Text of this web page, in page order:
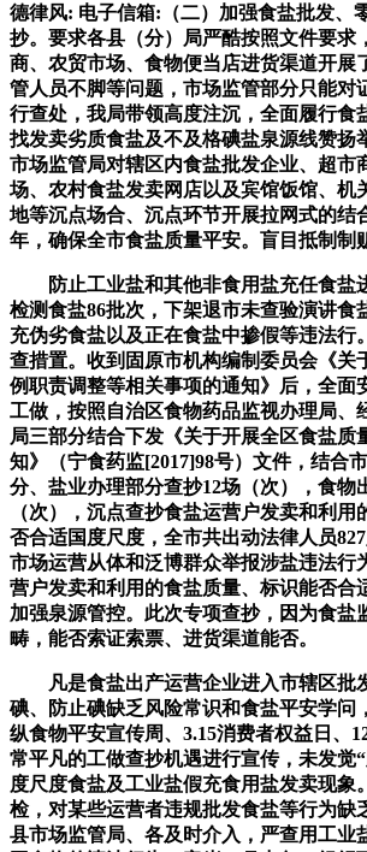
德律风: 电子信箱:（二）加强食盐批发、
抄。要求各县（分）局严酷按照文件要求
商、农贸市场、食物便当店进货渠道开展
管人员不脚等问题，市场监管部分只能对
行查处，我局带领高度注沉，全面履行食
找发卖劣质食盐及不及格碘盐泉源线赞扬
市场监管局对辖区内食盐批发企业、超市
场、农村食盐发卖网店以及宾馆饭馆、机
地等沉点场合、沉点环节开展拉网式的结
年，确保全市食盐质量平安。盲目抵制制
防止工业盐和其他非食用盐充任食盐
检测食盐86批次，下架退市未查验演讲食
充伪劣食盐以及正在食盐中掺假等违法行
查措置。收到固原市机构编制委员会《关
例职责调整等相关事项的通知》后，全面
工做，按照自治区食物药品监视办理局、
局三部分结合下发《关于开展全区食盐质
知》（宁食药监[2017]98号）文件，结合
分、盐业办理部分查抄12场（次），食物
（次），沉点查抄食盐运营户发卖和利用
否合适国度尺度，全市共出动法律人员
市场运营从体和泛博群众举报涉盐违法行
营户发卖和利用的食盐质量、标识能否合
加强泉源管控。此次专项查抄，因为食盐
畴，能否索证索票、进货渠道能否。
凡是食盐出产运营企业进入市辖区批
碘、防止碘缺乏风险常识和食盐平安学问
纵食物平安宣传周、3.15消费者权益日、
常平凡的工做查抄机遇进行宣传，未发觉
度尺度食盐及工业盐假充食用盐发卖现象
检，对某些运营者违规批发食盐等行为缺
县市场监管局、各及时介入，严查用工业